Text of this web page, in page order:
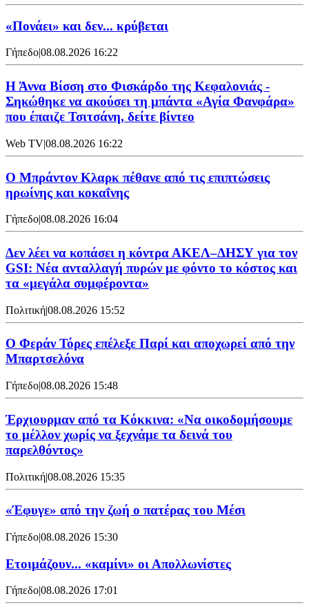
«Πονάει» και δεν... κρύβεται
Γήπεδο|08.08.2026 16:22
Η Άννα Βίσση στο Φισκάρδο της Κεφαλονιάς -
Σηκώθηκε να ακούσει τη μπάντα «Αγία Φανφάρα»
που έπαιζε Τσιτσάνη, δείτε βίντεο
Web TV|08.08.2026 16:22
Ο Μπράντον Κλαρκ πέθανε από τις επιπτώσεις
ηρωίνης και κοκαΐνης
Γήπεδο|08.08.2026 16:04
Δεν λέει να κοπάσει η κόντρα ΑΚΕΛ–ΔΗΣΥ για τον
GSI: Νέα ανταλλαγή πυρών με φόντο το κόστος και
τα «μεγάλα συμφέροντα»
Πολιτική|08.08.2026 15:52
Ο Φεράν Τόρες επέλεξε Παρί και αποχωρεί από την
Μπαρτσελόνα
Γήπεδο|08.08.2026 15:48
Έρχιουρμαν από τα Κόκκινα: «Να οικοδομήσουμε
το μέλλον χωρίς να ξεχνάμε τα δεινά του
παρελθόντος»
Πολιτική|08.08.2026 15:35
«Έφυγε» από την ζωή ο πατέρας του Μέσι
Γήπεδο|08.08.2026 15:30
Ετοιμάζουν... «καμίνι» οι Απολλωνίστες
Γήπεδο|08.08.2026 17:01